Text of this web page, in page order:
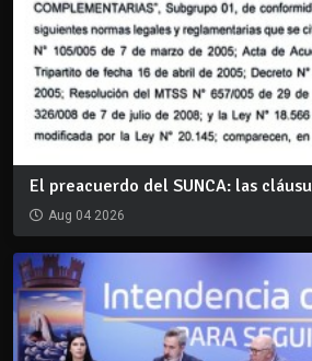
El preacuerdo del SUNCA: las
Aug 04 2026